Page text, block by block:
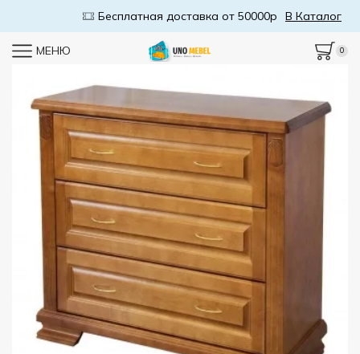
Бесплатная доставка от 50000р В Каталог
МЕНЮ 0